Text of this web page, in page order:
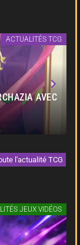
ACTUALITÉS TCG
AVEC
l'actualité TCG
JEUX VIDÉOS